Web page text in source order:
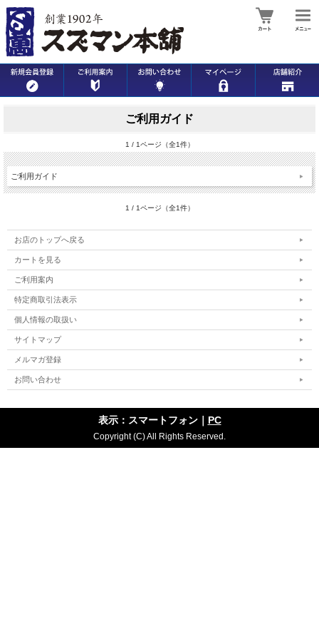
ご利用ガイド
1 / 1ページ（全1件）
ご利用ガイド
1 / 1ページ（全1件）
お店のトップへ戻る
カートを見る
ご利用案内
特定商取引法表示
個人情報の取扱い
サイトマップ
メルマガ登録
お問い合わせ
表示：スマートフォン｜ PC
Copyright (C) All Rights Reserved.